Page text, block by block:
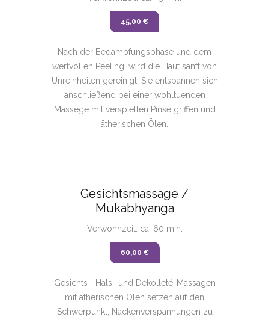
45,00 €
Nach der Bedampfungsphase und dem
wertvollen Peeling, wird die Haut sanft von
Unreinheiten gereinigt. Sie entspannen sich
anschließend bei einer wohltuenden
Massege mit verspielten Pinselgriffen und
ätherischen Ölen.
Gesichtsmassage /
Mukabhyanga
Verwöhnzeit: ca. 60 min.
60,00 €
Gesichts-, Hals- und Dekolleté-Massagen
mit ätherischen Ölen setzen auf den
Schwerpunkt, Nackenverspannungen zu